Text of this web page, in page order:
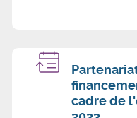
circulaire et de
cadre de